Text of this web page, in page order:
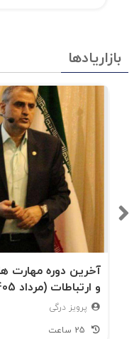
بازاریادها
آخرین دوره مهارت
و ارتباطات (مرداد 1405)
پرویز درگی